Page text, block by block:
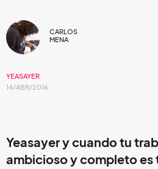
CARLOS
MENA
YEASAYER
14/ABR/2016
Yeasayer y cuando tu
ambicioso y completo es